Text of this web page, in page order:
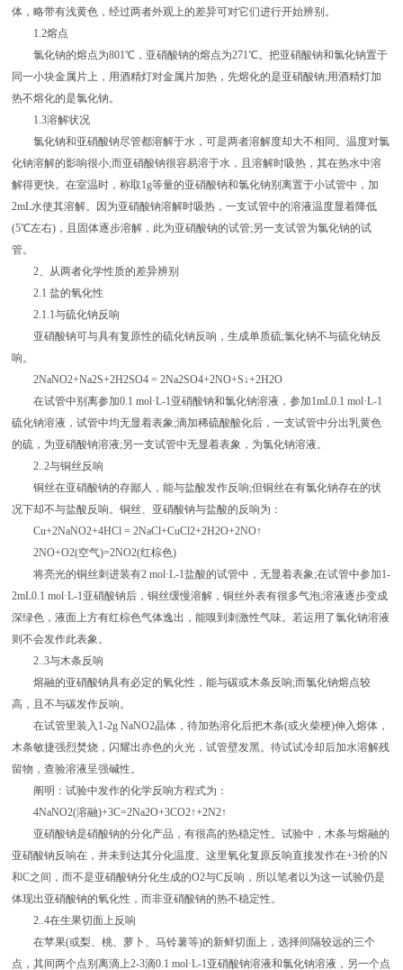
体，略带有浅黄色，经过两者外观上的差异可对它们进行开始辨别。
1.2熔点
氯化钠的熔点为801℃，亚硝酸钠的熔点为271℃。把亚硝酸钠和氯化钠置于
同一小块金属片上，用酒精灯对金属片加热，先熔化的是亚硝酸钠;用酒精灯加
热不熔化的是氯化钠。
1.3溶解状况
氯化钠和亚硝酸钠尽管都溶解于水，可是两者溶解度却大不相同。温度对氯
化钠溶解的影响很小;而亚硝酸钠很容易溶于水，且溶解时吸热，其在热水中溶
解得更快。在室温时，称取1g等量的亚硝酸钠和氯化钠别离置于小试管中，加
2mL水使其溶解。因为亚硝酸钠溶解时吸热，一支试管中的溶液温度显着降低
(5℃左右)，且固体逐步溶解，此为亚硝酸钠的试管;另一支试管为氯化钠的试
管。
2、从两者化学性质的差异辨别
2.1 盐的氧化性
2.1.1与硫化钠反响
亚硝酸钠可与具有复原性的硫化钠反响，生成单质硫;氯化钠不与硫化钠反
响。
2NaNO2+Na2S+2H2SO4 = 2Na2SO4+2NO+S↓+2H2O
在试管中别离参加0.1 mol·L-1亚硝酸钠和氯化钠溶液，参加1mL0.1 mol·L-1
硫化钠溶液，试管中均无显着表象;滴加稀硫酸酸化后，一支试管中分出乳黄色
的硫，为亚硝酸钠溶液;另一支试管中无显着表象，为氯化钠溶液。
2..2与铜丝反响
铜丝在亚硝酸钠的存鄙人，能与盐酸发作反响;但铜丝在有氯化钠存在的状
况下却不与盐酸反响。铜丝、亚硝酸钠与盐酸的反响为：
Cu+2NaNO2+4HCl = 2NaCl+CuCl2+2H2O+2NO↑
2NO+O2(空气)=2NO2(红棕色)
将亮光的铜丝刺进装有2 mol·L-1盐酸的试管中，无显着表象;在试管中参加1-
2mL0.1 mol·L-1亚硝酸钠后，铜丝缓慢溶解，铜丝外表有很多气泡;溶液逐步变成
深绿色，液面上方有红棕色气体逸出，能嗅到刺激性气味。若运用了氯化钠溶液
则不会发作此表象。
2..3与木条反响
熔融的亚硝酸钠具有必定的氧化性，能与碳或木条反响;而氯化钠熔点较
高，且不与碳发作反响。
在试管里装入1-2g NaNO2晶体，待加热溶化后把木条(或火柴梗)伸入熔体，
木条敏捷强烈焚烧，闪耀出赤色的火光，试管壁发黑。待试试冷却后加水溶解残
留物，查验溶液呈强碱性。
阐明：试验中发作的化学反响方程式为：
4NaNO2(溶融)+3C=2Na2O+3CO2↑+2N2↑
亚硝酸钠是硝酸钠的分化产品，有很高的热稳定性。试验中，木条与熔融的
亚硝酸钠反响在，并未到达其分化温度。这里氧化复原反响直接发作在+3价的N
和C之间，而不是亚硝酸钠分化生成的O2与C反响，所以笔者以为这一试验仍是
体现出亚硝酸钠的氧化性，而非亚硝酸钠的热不稳定性。
2..4在生果切面上反响
在苹果(或梨、桃、萝卜、马铃薯等)的新鲜切面上，选择间隔较远的三个
点，其间两个点别离滴上2-3滴0.1 mol·L-1亚硝酸钠溶液和氯化钠溶液，另一个点